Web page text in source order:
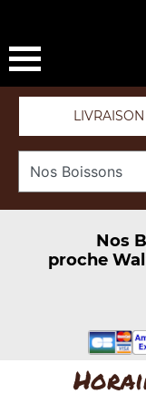
LIVRAISON
Nos
proche